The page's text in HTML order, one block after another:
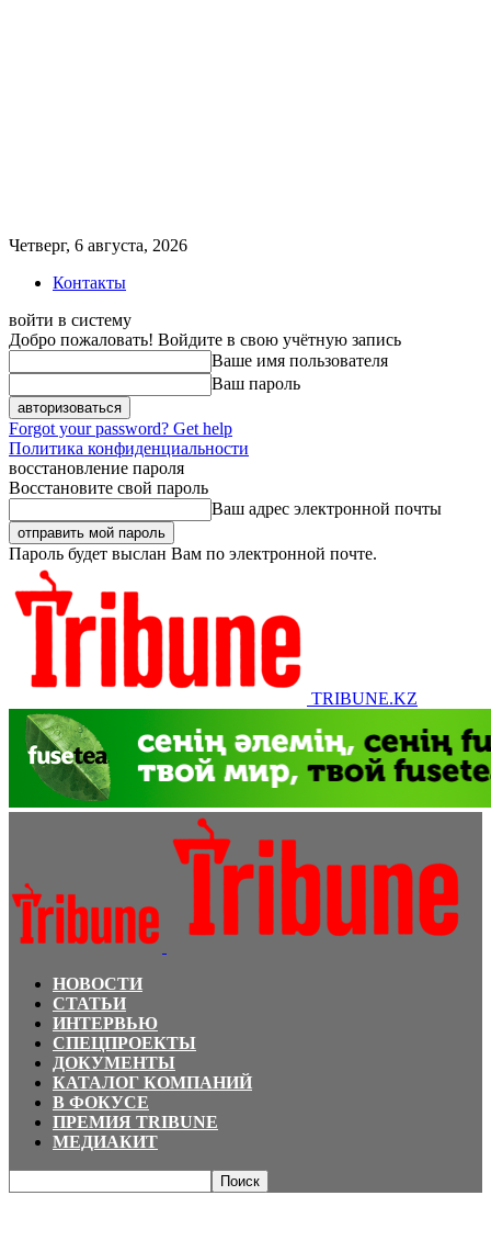
Четверг, 6 августа, 2026
Контакты
войти в систему
Добро пожаловать! Войдите в свою учётную запись
Ваше имя пользователя
Ваш пароль
Forgot your password? Get help
Политика конфиденциальности
восстановление пароля
Восстановите свой пароль
Ваш адрес электронной почты
Пароль будет выслан Вам по электронной почте.
TRIBUNE.KZ
НОВОСТИ
СТАТЬИ
ИНТЕРВЬЮ
СПЕЦПРОЕКТЫ
ДОКУМЕНТЫ
КАТАЛОГ КОМПАНИЙ
В ФОКУСЕ
ПРЕМИЯ TRIBUNE
МЕДИАКИТ